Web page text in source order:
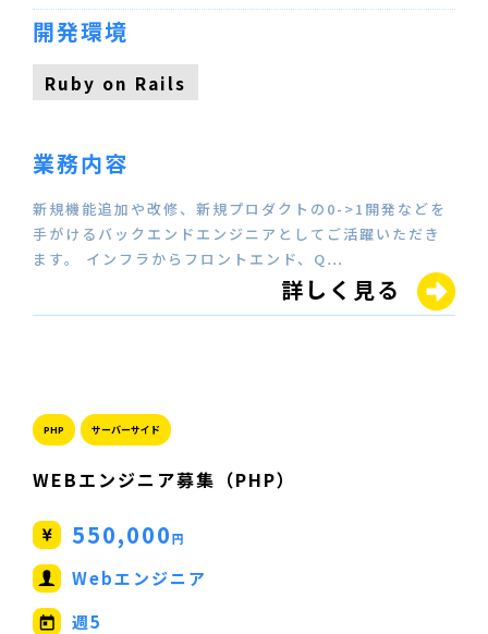
開発環境
Ruby on Rails
業務内容
新規機能追加や改修、新規プロダクトの0->1開発などを
手がけるバックエンドエンジニアとしてご活躍いただき
ます。 インフラからフロントエンド、Q…
詳しく見る
PHP サーバーサイド
WEBエンジニア募集（PHP）
550,000円
Webエンジニア
週5